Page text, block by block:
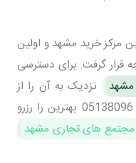
مرکز خرید مشهد و اولین
قرار گرفت. برای دسترسی
نزدیک به آن را از
طریق سایت فوق و یا تماس با شماره 05138096 بهترین را رزرو
مجتمع های تجاری مشهد